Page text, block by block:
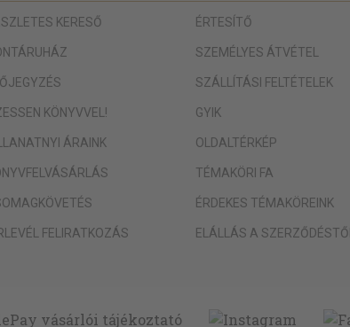
KERESŐ
KÖNYVVEL!
ÁRAINK
FELIRATKOZÁS
ÉRTESÍTŐ
SZEMÉLYES ÁTVÉTEL
SZÁLLÍTÁSI FELTÉTELEK
GYIK
OLDALTÉRKÉP
TÉMAKÖRI FA
ÉRDEKES TÉMAKÖREINK
ELÁLLÁS A SZERZŐDÉSTŐL